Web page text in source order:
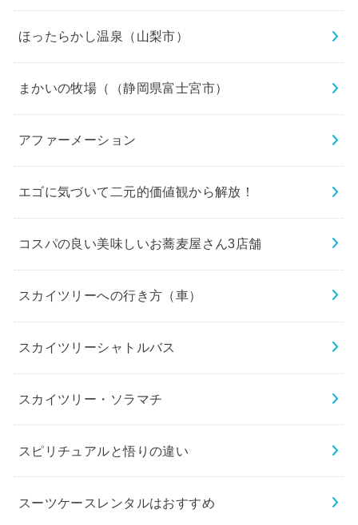
ほったらかし温泉（山梨市）
まかいの牧場（（静岡県富士宮市）
アファーメーション
エゴに気づいて二元的価値観から解放！
コスパの良い美味しいお蕎麦屋さん3店舗
スカイツリーへの行き方（車）
スカイツリーシャトルバス
スカイツリー・ソラマチ
スピリチュアルと悟りの違い
スーツケースレンタルはおすすめ